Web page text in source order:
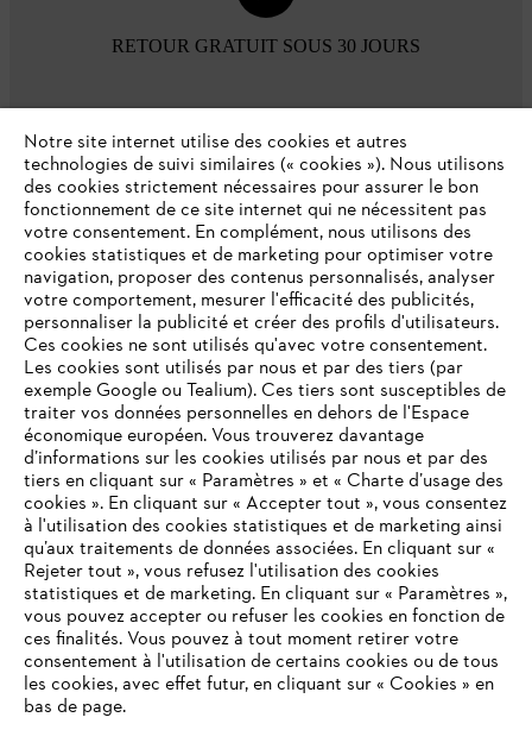
RETOUR GRATUIT SOUS 30 JOURS
L'Entreprise
Questions / Réponses
Service
Conditions Générales de Vente
VOTRE NAVIGATEUR INTERNET
N'EST PLUS PRIS EN CHARGE
Vous utilisez un navigateur Internet que nous ne prenons plus
en charge, et certaines fonctionnalités de notre site ne
peuvent fonctionner correctement. Pour une utilisation
Notre site internet utilise des cookies et autres
technologies de suivi similaires (« cookies »). Nous utilisons
des cookies strictement nécessaires pour assurer le bon
fonctionnement de ce site internet qui ne nécessitent pas
votre consentement. En complément, nous utilisons des
cookies statistiques et de marketing pour optimiser votre
navigation, proposer des contenus personnalisés, analyser
votre comportement, mesurer l'efficacité des publicités,
personnaliser la publicité et créer des profils d'utilisateurs.
Ces cookies ne sont utilisés qu'avec votre consentement.
Les cookies sont utilisés par nous et par des tiers (par
exemple Google ou Tealium). Ces tiers sont susceptibles de
traiter vos données personnelles en dehors de l'Espace
économique européen. Vous trouverez davantage
d’informations sur les cookies utilisés par nous et par des
tiers en cliquant sur « Paramètres » et « Charte d’usage des
cookies ». En cliquant sur « Accepter tout », vous consentez
à l'utilisation des cookies statistiques et de marketing ainsi
qu’aux traitements de données associées. En cliquant sur «
Rejeter tout », vous refusez l'utilisation des cookies
statistiques et de marketing. En cliquant sur « Paramètres »,
vous pouvez accepter ou refuser les cookies en fonction de
ces finalités. Vous pouvez à tout moment retirer votre
consentement à l'utilisation de certains cookies ou de tous
les cookies, avec effet futur, en cliquant sur « Cookies » en
bas de page.